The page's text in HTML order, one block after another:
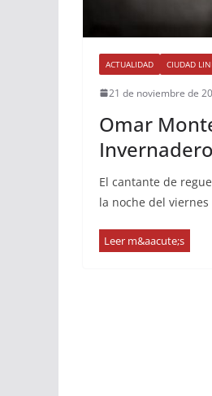
ACTUALIDAD CIUDAD
21 de noviembre de
Omar
El cantante de
la noche del